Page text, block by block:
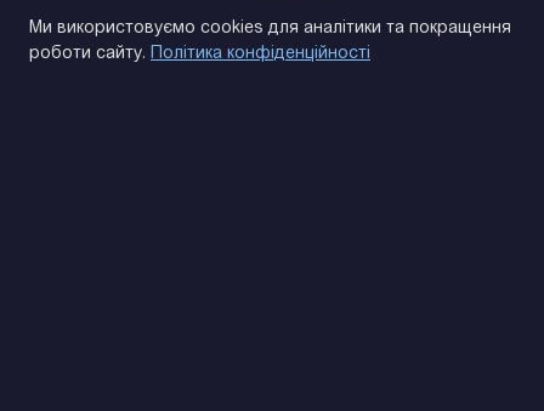
Ми використовуємо cookies для аналітики та покращення
роботи сайту. Політика конфіденційності